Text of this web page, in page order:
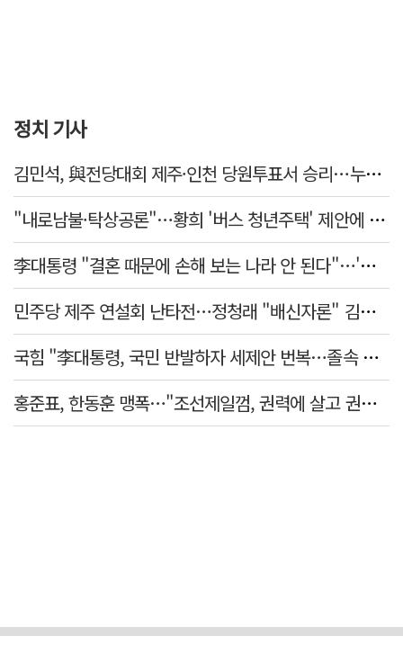
정치 기사
김민석, 與전당대회 제주·인천 당원투표서 승리…누적 득표는 '초박빙'
"내로남불·탁상공론"…황희 '버스 청년주택' 제안에 與 내부서도 쓴소리
李대통령 "결혼 때문에 손해 보는 나라 안 된다"…'결혼 페널티' 22개 손본다
민주당 제주 연설회 난타전…정청래 "배신자론" 김민석 "관리 무능"
국힘 "李대통령, 국민 반발하자 세제안 번복…졸속 국정 즉각 중단"
홍준표, 한동훈 맹폭…"조선제일껌, 권력에 살고 권력에 죽었다"